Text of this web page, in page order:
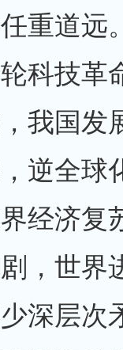
重道远
科技革
我国发
逆全球
经济复
，世界
深层次